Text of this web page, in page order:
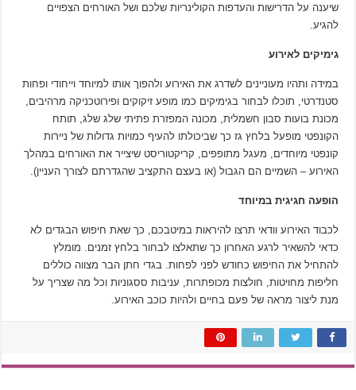
שיענה על הדרישות והעדפות הקולינריות שלכם ושל האורחים הצפויים
להגיע.
גימיקים לאירוע
במידה ותהיו מעוניינים לשדרג את האירוע ולהפוך אותו למיוחד וייחודי ופחות
סטנדרטי, תוכלו לבחור בגימיקים כמו מופע זיקוקים ופירוטכניקה מרהיבים,
מכונת בועות סבון חשמלית, מכונה המפזרת פתיתי שלג שלג, תותח
הקונפטי מופעל בלחץ גז כך שביכולתו להעיף כמויות גדולות של ניירות
קונפטי מיוחדים, מעגל מתופפים, קריקטוריסט שיצייר את האורחים במהלך
האירוע – השמיים הם הגבול (או בעצם התקציב שהגדרתם לצורך העניין).
הופעה חגיגית במיוחד
לכבוד האירוע וודאי תרצו להיראות במיטבכם, כך שאת חיפוש הבגדים לא
כדאי להשאיר לרגע האחרון כך שתאלצו לבחור בלחץ זמנים. מומלץ
להתחיל את החיפוש כחודש לפני לפחות. בגדי חתן הבר מצווה כוללים
חליפות מחויטות, חולצות מכופתרות, עניבות ססגוניות וכל מה שצריך על
מנת ליצור מראה של פעם בחיים ולהיות כוכב האירוע.